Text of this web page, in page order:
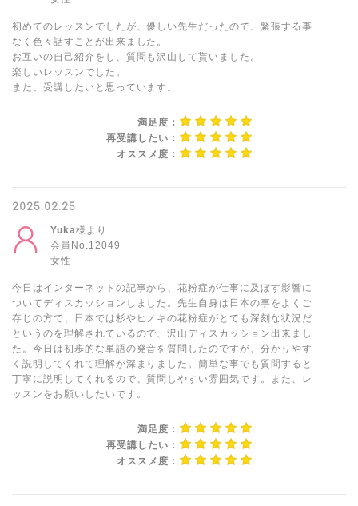
初めてのレッスンでしたが、優しい先生だったので、緊張する事
なく色々話すことが出来ました。
お互いの自己紹介をし、質問も沢山して貰いました。
楽しいレッスンでした。
また、受講したいと思っています。
満足度：
再受講したい：
オススメ度：
2025.02.25
Yuka様より
会員No.12049
女性
今日はインターネットの記事から、花粉症が仕事に及ぼす影響に
ついてディスカッションしました。先生自身は日本の事をよくご
存じの方で、日本では杉やヒノキの花粉症がとても深刻な状況だ
というのを理解されているので、沢山ディスカッション出来まし
た。今日は初歩的な単語の発音を質問したのですが、分かりやす
く説明してくれて理解が深まりました。簡単な事でも質問すると
丁寧に説明してくれるので、質問しやすい雰囲気です。また、レ
ッスンをお願いしたいです。
満足度：
再受講したい：
オススメ度：